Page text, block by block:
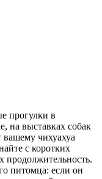
прогулки в
на выставках собак
чихуахуа
с коротких
продолжительность.
питомца: если он